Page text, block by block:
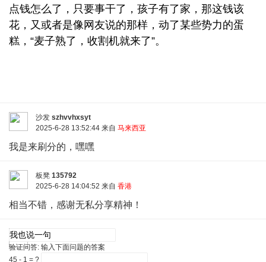
点钱怎么了，只要事干了，孩子有了家，那这钱该
花，又或者是像网友说的那样，动了某些势力的蛋
糕，“麦子熟了，收割机就来了”。
沙发 szhvvhxsyt
2025-6-28 13:52:44 来自 马来西亚
我是来刷分的，嘿嘿
板凳 135792
2025-6-28 14:04:52 来自 香港
相当不错，感谢无私分享精神！
验证问答: 输入下面问题的答案
45 - 1 = ?